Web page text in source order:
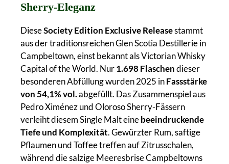
Sherry-Eleganz
DieseSociety Edition Exclusive Releasestammt
aus der traditionsreichen Glen Scotia Destillerie in
Campbeltown, einst bekannt als Victorian Whisky
Capital of the World. Nur1.698 Flaschendieser
besonderen Abfüllung wurden 2025 inFassstärke
von 54,1% vol.abgefüllt. Das Zusammenspiel aus
Pedro Ximénez und Oloroso Sherry-Fässern
verleiht diesem Single Malt einebeeindruckende
Tiefe und Komplexität. Gewürzter Rum, saftige
Pflaumen und Toffee treffen auf Zitrusschalen,
während die salzige Meeresbrise Campbeltowns